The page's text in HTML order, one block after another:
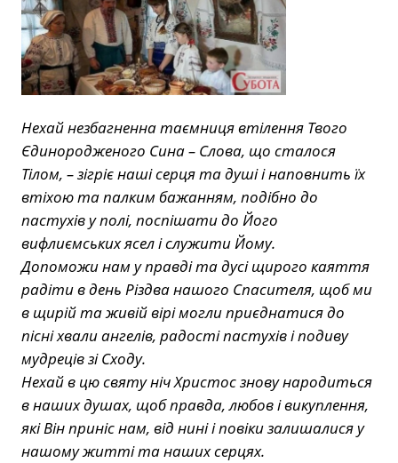
Нехай незбагненна таємниця втілення Твого
Єдинородженого Сина – Слова, що сталося
Тiлом, – зігріє наші серця та душі і наповнить їх
втіхою та палким бажанням, подібно до
пастухів у полі, поспішати до Його
вифлиємських ясел і служити Йому.
Допоможи нам у правді та дусі щирого каяття
радіти в день Різдва нашого Спасителя, щоб ми
в щирій та живій вірі могли приєднатися до
пісні хвали ангелів, радості пастухів і подиву
мудреців зі Сходу.
Нехай в цю святу ніч Христос знову народиться
в наших душах, щоб правда, любов і викуплення,
які Він приніс нам, від нині і повіки залишалися у
нашому житті та наших серцях.